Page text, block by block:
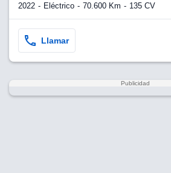
2022 Eléctrico 70.600 Km 135 CV
Llamar